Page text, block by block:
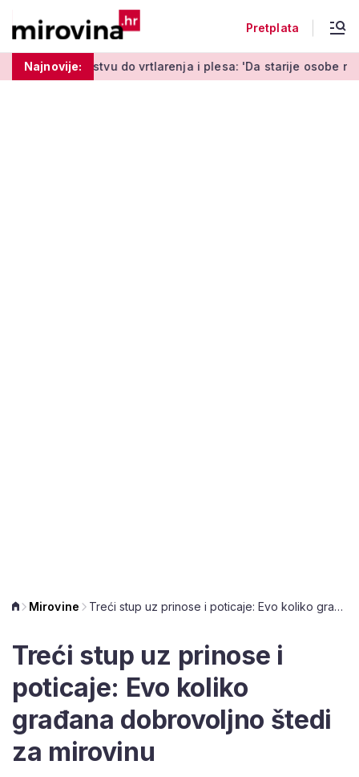
Pretplata
Najnovije:
do vrtlarenja i plesa: 'Da starije osobe ne ostavimo same'
Mirovine Treći stup uz prinose i poticaje: Evo koliko građana dobrovoljno štedi za mirovinu
Treći stup uz prinose i
poticaje: Evo koliko
građana dobrovoljno štedi
za mirovinu